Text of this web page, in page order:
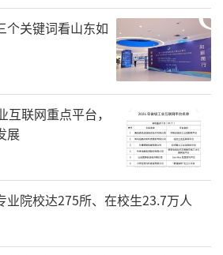
席刘文伟为珠海市美术家协会第六届主
个关键词看山东如
联网重点平台，
展
业院校达275所、在校生23.7万人